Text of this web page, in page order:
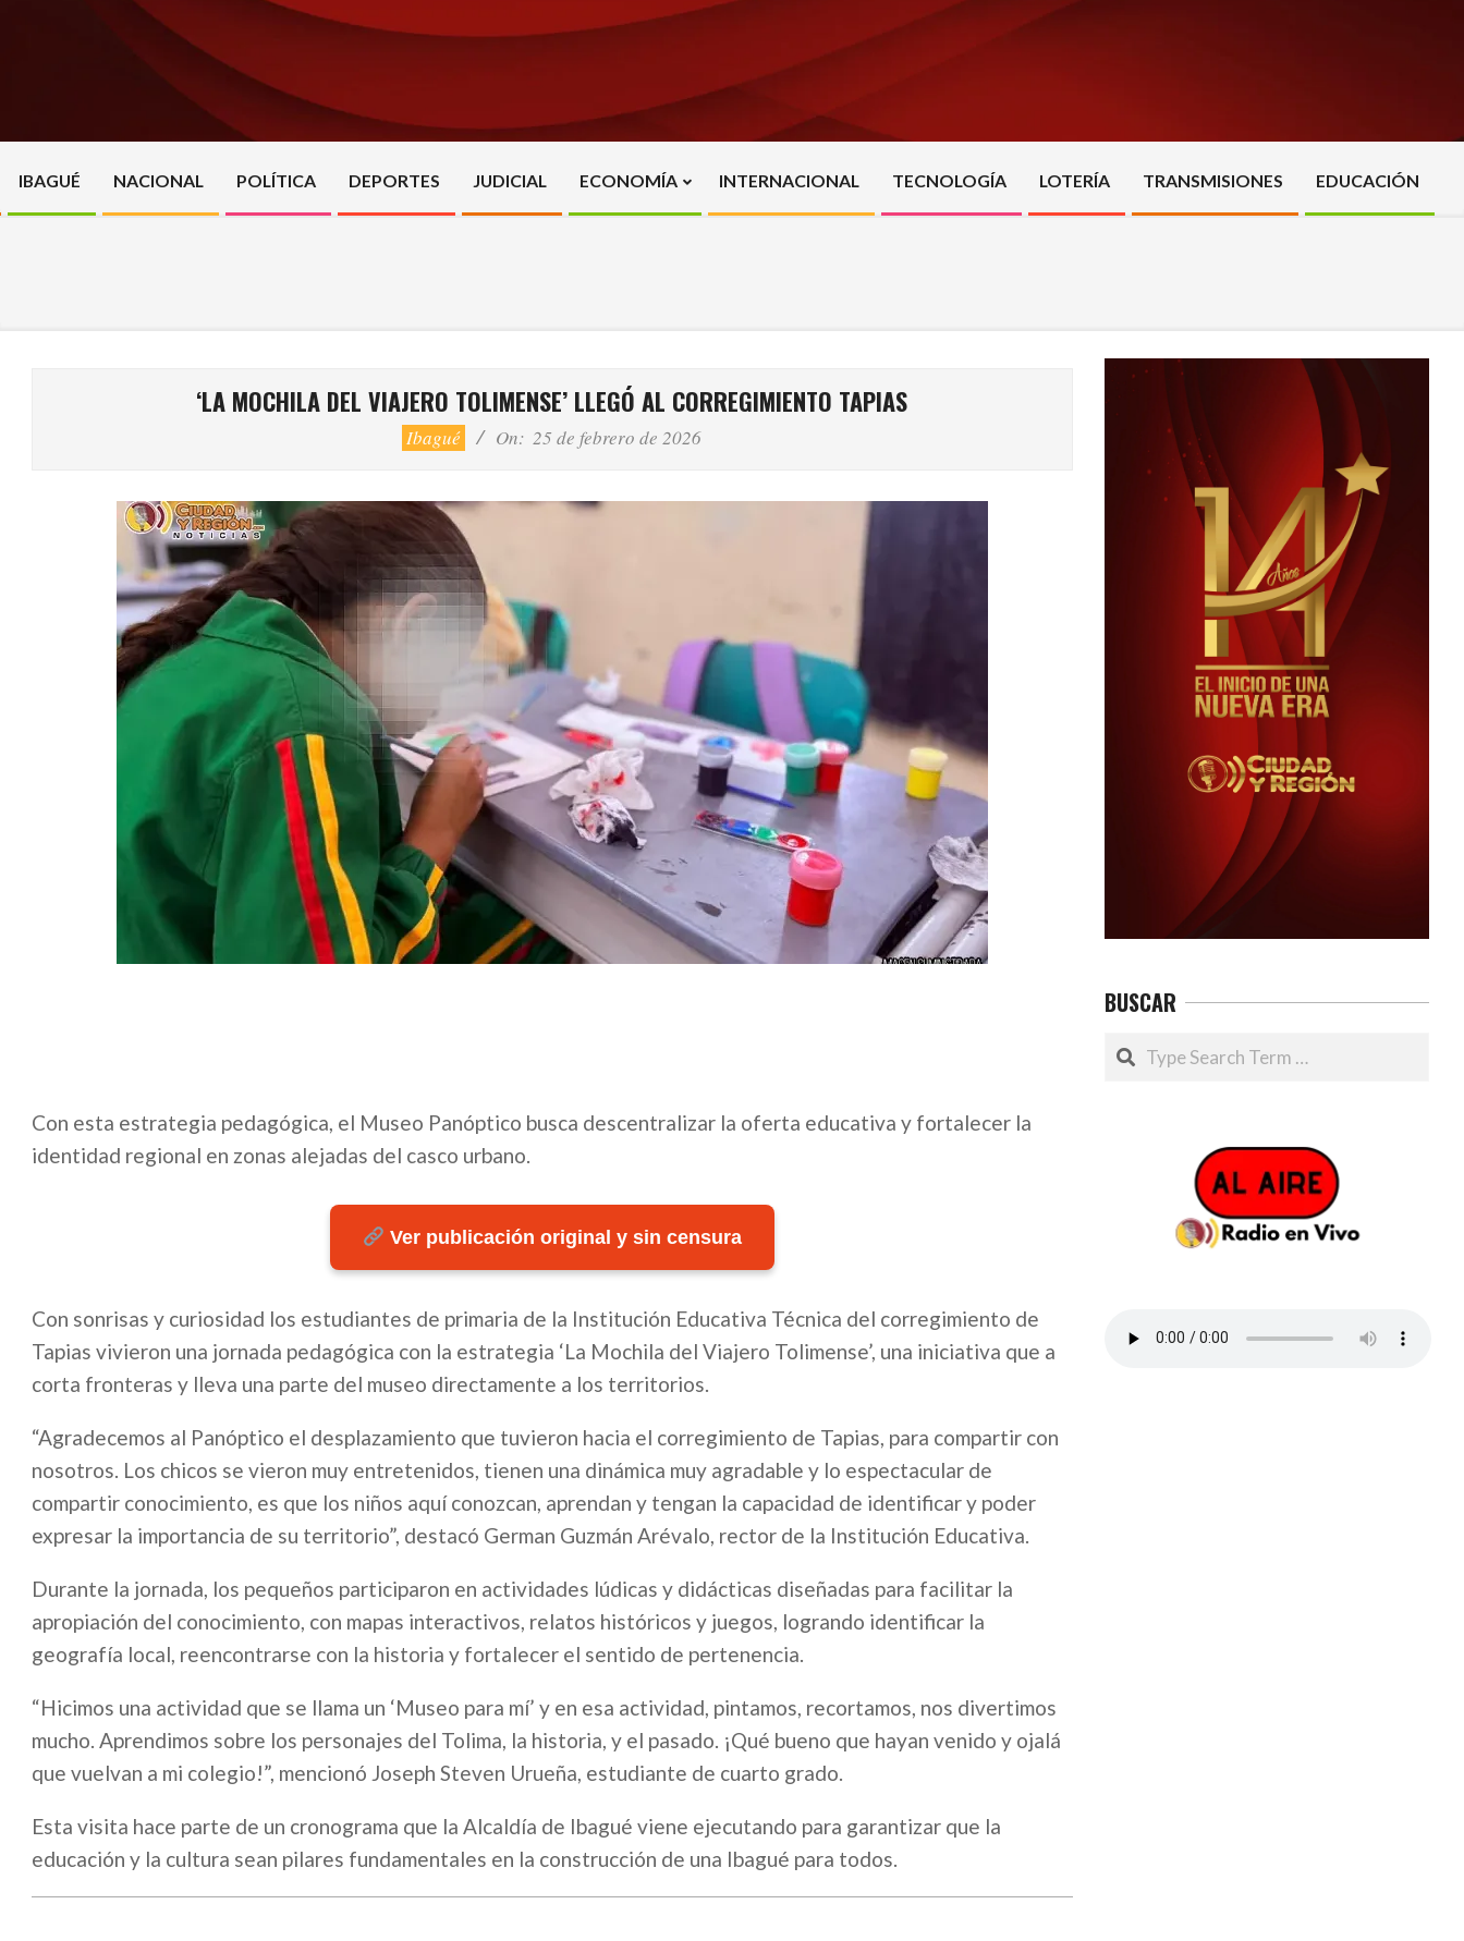
Primary
Navigation
IBAGUÉ NACIONAL POLÍTICA DEPORTES JUDICIAL ECONOMÍA INTERNACIONAL TECNOLOGÍA LOTERÍA TRANSMISIONES EDUCACIÓN
‘LA MOCHILA DEL VIAJERO TOLIMENSE’ LLEGÓ AL CORREGIMIENTO TAPIAS
Ibagué On: 25 de febrero de 2026
Con esta estrategia pedagógica, el Museo Panóptico busca descentralizar la oferta educativa y fortalecer la
identidad regional en zonas alejadas del casco urbano.
Ver publicación original y sin censura
Con sonrisas y curiosidad los estudiantes de primaria de la Institución Educativa Técnica del corregimiento de
Tapias vivieron una jornada pedagógica con la estrategia ‘La Mochila del Viajero Tolimense’, una iniciativa que a
corta fronteras y lleva una parte del museo directamente a los territorios.
“Agradecemos al Panóptico el desplazamiento que tuvieron hacia el corregimiento de Tapias, para compartir con
nosotros. Los chicos se vieron muy entretenidos, tienen una dinámica muy agradable y lo espectacular de
compartir conocimiento, es que los niños aquí conozcan, aprendan y tengan la capacidad de identificar y poder
expresar la importancia de su territorio”, destacó German Guzmán Arévalo, rector de la Institución Educativa.
Durante la jornada, los pequeños participaron en actividades lúdicas y didácticas diseñadas para facilitar la
apropiación del conocimiento, con mapas interactivos, relatos históricos y juegos, logrando identificar la
geografía local, reencontrarse con la historia y fortalecer el sentido de pertenencia.
“Hicimos una actividad que se llama un ‘Museo para mí’ y en esa actividad, pintamos, recortamos, nos divertimos
mucho. Aprendimos sobre los personajes del Tolima, la historia, y el pasado. ¡Qué bueno que hayan venido y ojalá
que vuelvan a mi colegio!”, mencionó Joseph Steven Urueña, estudiante de cuarto grado.
Esta visita hace parte de un cronograma que la Alcaldía de Ibagué viene ejecutando para garantizar que la
educación y la cultura sean pilares fundamentales en la construcción de una Ibagué para todos.
BUSCAR
Search